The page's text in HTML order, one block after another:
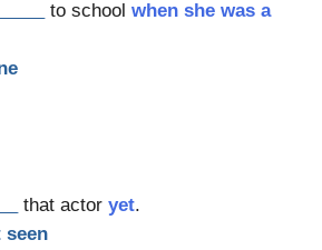
to school when she was a
that actor yet.
seen